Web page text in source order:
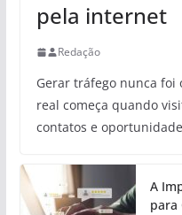
pela internet
Redação
Gerar tráfego nunca foi
real começa quando
contatos e
A
para